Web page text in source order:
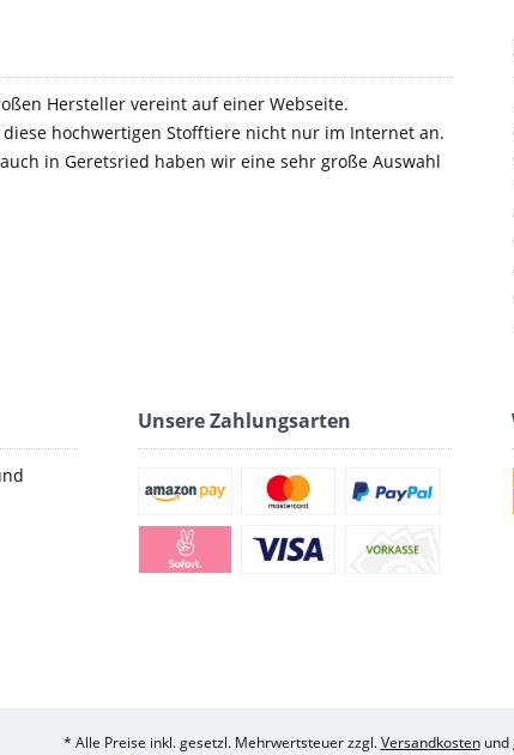
Hersteller vereint auf einer Webseite.
hochwertigen Stofftiere nicht nur im Internet an.
in Geretsried haben wir eine sehr große Auswahl
Unsere Zahlungsarten
* Alle Preise inkl. gesetzl. Mehrwertsteuer zzgl.Versandkostenund